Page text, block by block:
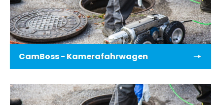
CamBoss - Kamerafahrwagen